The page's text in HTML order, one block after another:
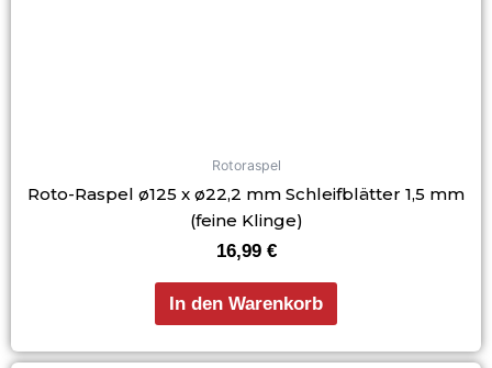
Rotoraspel
Roto-Raspel ø125 x ø22,2 mm Schleifblätter 1,5 mm
(feine Klinge)
16,99 €
In den Warenkorb